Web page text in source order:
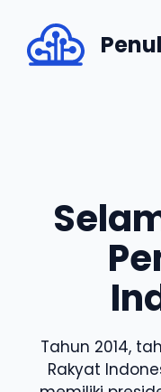
content
Tahun 2014,
Rakyat